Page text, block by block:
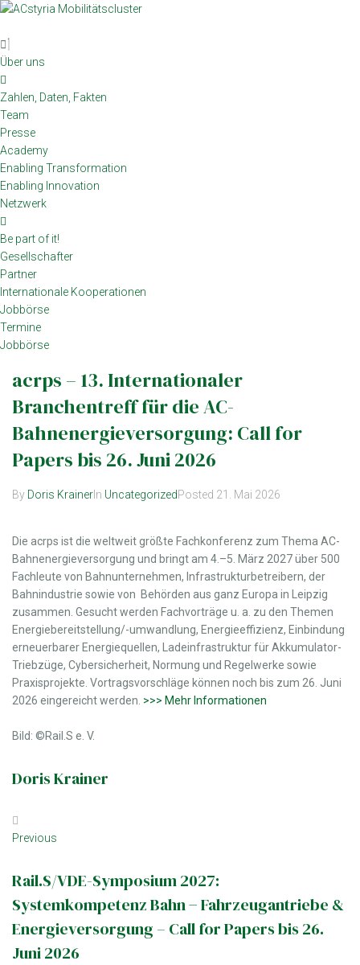
Skip
content
Über uns
Zahlen, Daten, Fakten
Team
Presse
Academy
Enabling Transformation
Enabling Innovation
Netzwerk
Be part of it!
Gesellschafter
Partner
Internationale Kooperationen
Jobbörse
Termine
Jobbörse
acrps – 13. Internationaler
Branchentreff für die AC-
Bahnenergieversorgung: Call for
Papers bis 26. Juni 2026
By Doris Krainer In UncategorizedPosted 21. Mai 2026
Die acrps ist die weltweit größte Fachkonferenz zum Thema AC-
Bahnenergieversorgung und bringt am 4.–5. März 2027 über 500
Fachleute von Bahnunternehmen, Infrastrukturbetreibern, der
Bahnindustrie sowie von Behörden aus ganz Europa in Leipzig
zusammen. Gesucht werden Fachvorträge u. a. zu den Themen
Energiebereitstellung/-umwandlung, Energieeffizienz, Einbindung
erneuerbarer Energiequellen, Ladeinfrastruktur für Akkumulator-
Triebzüge, Cybersicherheit, Normung und Regelwerke sowie
Praxisprojekte. Vortragsvorschläge können noch bis zum 26. Juni
2026 eingereicht werden. >>> Mehr Informationen
Bild: ©Rail.S e. V.
Doris Krainer
Beitrags-
Navigation
Previous
Previous
Rail.S/VDE-Symposium 2027:
Systemkompetenz Bahn − Fahrzeugantriebe &
Energieversorgung – Call for Papers bis 26.
Juni 2026